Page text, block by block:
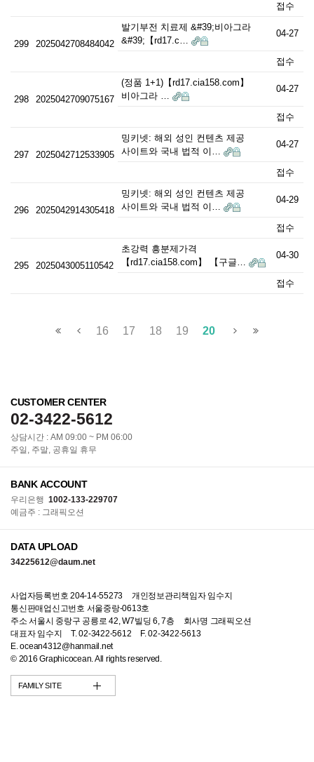
접수
299 2025042708484042
발기부전 치료제 &#39;비아그라
&#39;【rd17.c…
04-27
접수
298 2025042709075167
(정품 1+1)【rd17.cia158.com】
비아그라 …
04-27
접수
297 2025042712533905
밍키넷: 해외 성인 컨텐츠 제공
사이트와 국내 법적 이…
04-27
접수
296 2025042914305418
밍키넷: 해외 성인 컨텐츠 제공
사이트와 국내 법적 이…
04-29
접수
295 2025043005110542
초강력 흥분제가격
【rd17.cia158.com】 【구글…
04-30
접수
16 17 18 19 20
CUSTOMER CENTER
02-3422-5612
상담시간 : AM 09:00 ~ PM 06:00
주일, 주말, 공휴일 휴무
BANK ACCOUNT
우리은행 1002-133-229707
예금주 : 그래픽오션
DATA UPLOAD
34225612@daum.net
사업자등록번호 204-14-55273
개인정보관리책임자 임수지
통신판매업신고번호 서울중랑-0613호
주소 서울시 중랑구 공릉로 42, W7빌딩 6, 7층
회사명 그래픽오션
대표자 임수지
T. 02-3422-5612
F. 02-3422-5613
E. ocean4312@hanmail.net
© 2016 Graphicocean. All rights reserved.
FAMILY SITE